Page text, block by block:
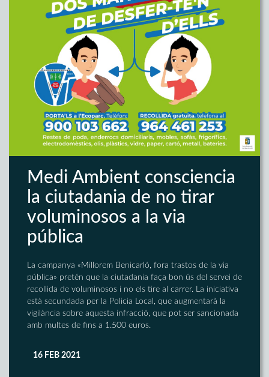
Medi Ambient consciencia
la ciutadania de no tirar
voluminosos a la via
pública
La campanya «Millorem Benicarló, fora trastos de la via
pública» pretén que la ciutadania faça bon ús del servei de
recollida de voluminosos i no els tire al carrer. La iniciativa
està secundada per la Policia Local, que augmentarà la
vigilància sobre aquesta infracció, que pot ser sancionada
amb multes de fins a 1.500 euros.
16 FEB 2021